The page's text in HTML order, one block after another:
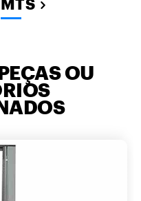
OU